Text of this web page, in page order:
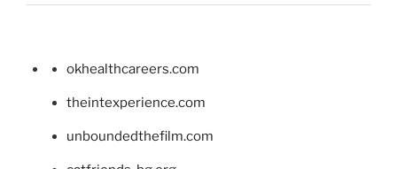
okhealthcareers.com
theintexperience.com
unboundedthefilm.com